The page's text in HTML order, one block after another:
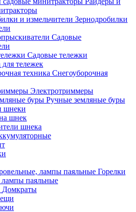
Зернодробилки
Садовые
Садовые тележки
для тележек
Снегоуборочная
Электротриммеры
Ручные земляные буры
шнеки
шнек
шнека
Горелки
лампы паяльные
Домкраты